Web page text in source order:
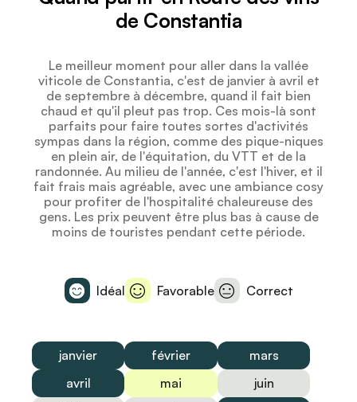
de Constantia
Le meilleur moment pour aller dans la vallée
viticole de Constantia, c'est de janvier à avril et
de septembre à décembre, quand il fait bien
chaud et qu'il pleut pas trop. Ces mois-là sont
parfaits pour faire toutes sortes d'activités
sympas dans la région, comme des pique-niques
en plein air, de l'équitation, du VTT et de la
randonnée. Au milieu de l'année, c'est l'hiver, et il
fait frais mais agréable, avec une ambiance cosy
pour profiter de l'hospitalité chaleureuse des
gens. Les prix peuvent être plus bas à cause de
moins de touristes pendant cette période.
Idéal Favorable Correct
janvier février
mars
avril
mai
juin